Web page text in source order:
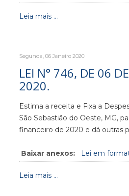
Leia mais ...
Segunda, 06 Janeiro 2020
LEI N° 746, DE 06
2020.
Estima a receita e Fixa a
São Sebastião do Oeste, MG,
financeiro de 2020 e dá outras
Baixar anexos: Lei em
Leia mais ...